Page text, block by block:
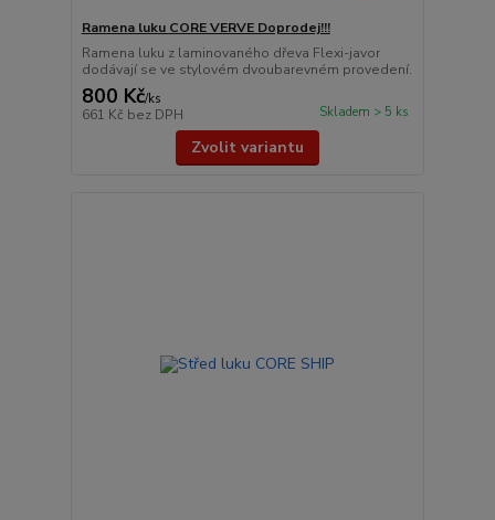
Ramena luku CORE VERVE Doprodej!!!
Ramena luku z laminovaného dřeva Flexi-javor
dodávají se ve stylovém dvoubarevném provedení.
800 Kč/ks
661 Kč bez DPH Skladem > 5 ks
Zvolit variantu